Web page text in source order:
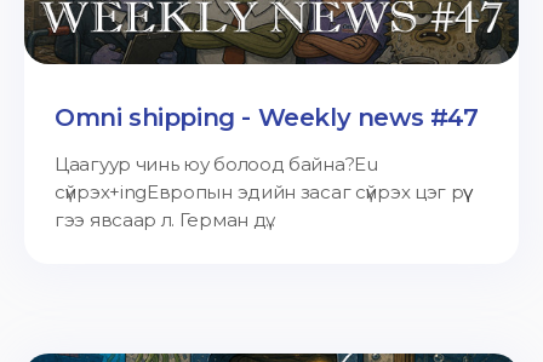
Omni shipping - Weekly news #47
Цаагуур чинь юу болоод байна?Eu
сүйрэх+ingЕвропын эдийн засаг сүйрэх цэг рүү
гээ явсаар л. Герман дү...